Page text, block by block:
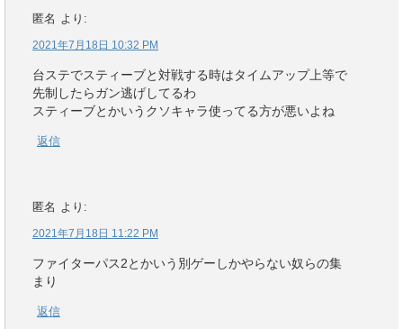
匿名 より:
2021年7月18日 10:32 PM
台ステでスティーブと対戦する時はタイムアップ上等で
先制したらガン逃げしてるわ
スティーブとかいうクソキャラ使ってる方が悪いよね
返信
匿名 より:
2021年7月18日 11:22 PM
ファイターパス2とかいう別ゲーしかやらない奴らの集
まり
返信